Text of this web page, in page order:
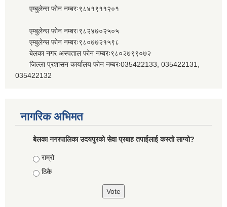
एम्बुलेन्स फोन नम्बरः९८४१९११२०१
एम्बुलेन्स फोन नम्बरः९८२४७०२५०५
एम्बुलेन्स फोन नम्बरः९८०७७२१५९८
बेलका नगर अस्पताल फोन नम्बरः९८०२७९९०७२
जिल्ला प्रशासन कार्यालय फोन नम्बरः035422133, 035422131,
035422132
नागरिक अभिमत
बेलका नगरपालिका उदयपुरको सेवा प्रबाह तपाईलाई कस्तो लाग्यो?
Choices
राम्रो
ठिकै